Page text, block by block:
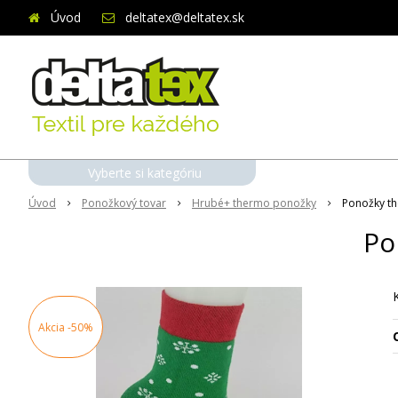
Úvod deltatex@deltatex.sk
Úvod Ponožkový tovar Hrubé+ thermo ponožky Ponožky
Akcia -50%
Vyberte si kategóriu